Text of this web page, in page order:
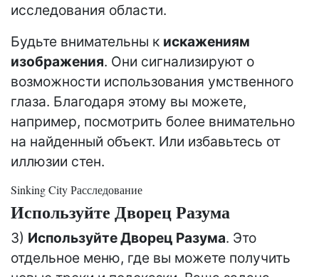
исследования области.
Будьте внимательны к искажениям
изображения. Они сигнализируют о
возможности использования умственного
глаза. Благодаря этому вы можете,
например, посмотрить более внимательно
на найденный объект. Или избавьтесь от
иллюзии стен.
Sinking City Расследование
Используйте Дворец Разума
3) Используйте Дворец Разума. Это
отдельное меню, где вы можете получить